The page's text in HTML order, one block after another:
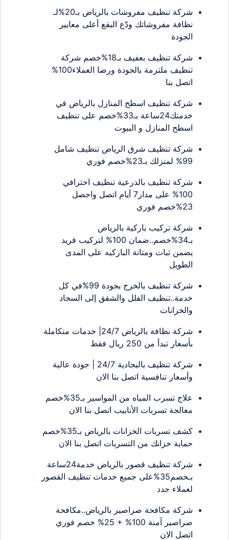
شركة تنظيف مفروشات بالرياض بـ20%لـ
نظافة مفروشاتك ودّع البقع أعلى معايير
الجودة
شركة تنظيف بعفيف بـ18%خصم شركة
تنظيف ملتزمة بالجودة ورضا العملاء100%
اتصل بنا
شركة تنظيف اسطح المنازل بالرياض في
خدمتك24ساعة بـ33%خصم على تنظيف
اسطح المنازل و البيوت
شركة تنظيف شرق الرياض تنظيف شامل
99% لمنزلك بـ23%خصم فوري
شركة تنظيف بالدرعية تنظيف احترافي
100% على مدار7 أيام اتصل واحصل
23%خصم فوري
شركة تركيب باركية بالرياض
بـ34%خصم..ضمان 100% لتركيب فريد
يضمن ثبات ومتانة الباركيه على المدى
الطويل
شركة تنظيف بالخرج بجودة 99%في كل
خدمة..تنظيف الفلل والشقق إلى السجاد
والخزانات
شركة نظافة بالرياض 24/7| خدمات متكاملة
بأسعار تبدأ من 250 ريال فقط
شركة تنظيف بالبجادية 24/7 | جودة عالية
وأسعار تنافسية اتصل بنا الان
علاج تسرب المياه من المواسير بـ35%خصم
معالجة تسربات الأنابيب اتصل بنا الان
كشف تسربات الخزانات بالرياض بـ35%خصم
حماية خزانك من التسربات اتصل بنا الان
شركة تنظيف قصور بالرياض خدمة24ساعة
بـخصم35%على جميع خدمات تنظيف القصور
لعملاء جدد
شركة مكافحة صراصير بالرياض..مكافحة
صراصير آمنة 100% + 25% خصم فوري
اتصل الان